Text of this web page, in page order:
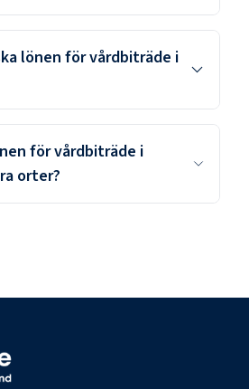
lönen för vårdbiträde i
för vårdbiträde i
orter?